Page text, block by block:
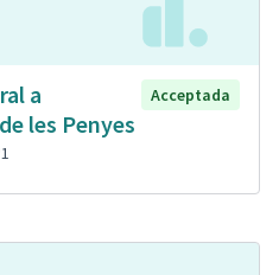
a
les Penyes
Acceptada
1